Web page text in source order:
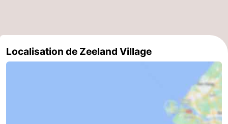
Schouwen
Nature
-Localisation de Zeeland Village